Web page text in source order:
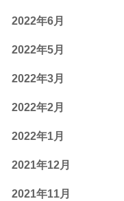
2022年6月
2022年5月
2022年3月
2022年2月
2022年1月
2021年12月
2021年11月